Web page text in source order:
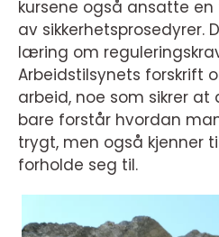
kursene også ansatte
av sikkerhetsprosedyrer.
læring om
Arbeidstilsynets forskrift
arbeid, noe som sikrer at
bare forstår hvordan
trygt, men også kjenner
forholde seg til.